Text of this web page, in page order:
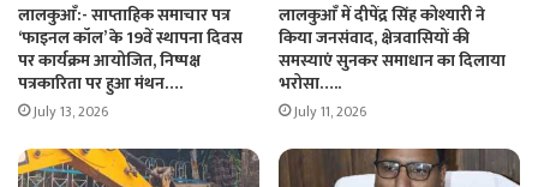
लालकुआँ:- साप्ताहिक समाचार पत्र
‘फाइनल कॉल’ के 19वें स्थापना दिवस
पर कार्यक्रम आयोजित, निष्पक्ष
पत्रकारिता पर हुआ मंथन….
July 13, 2026
लालकुआँ में दीपेंद्र सिंह कोश्यारी ने
किया जनसंवाद, क्षेत्रवासियों की
समस्याएं सुनकर समाधान का दिलाया
भरोसा…..
July 11, 2026